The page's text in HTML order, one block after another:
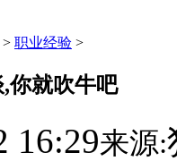
> 职业经验 >
你就吹牛吧
16:29来源: